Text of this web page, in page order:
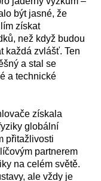
být jasné, že
získat
než když budou
každá zvlášť. Ten
a stal se
a technické
získala
globální
přitažlivosti
partnerem
na celém světě.
ale vždy je